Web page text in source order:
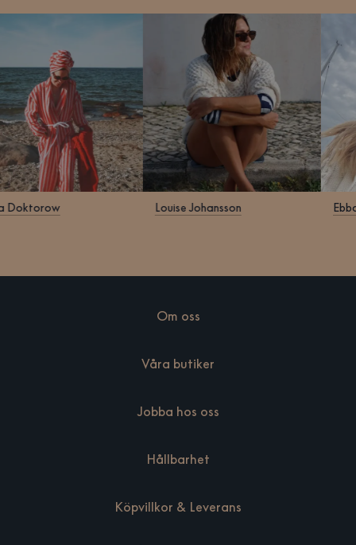
Klara Doktorow Louise Johansson
Om oss
Våra butiker
Jobba hos oss
Hållbarhet
Köpvillkor & Leverans